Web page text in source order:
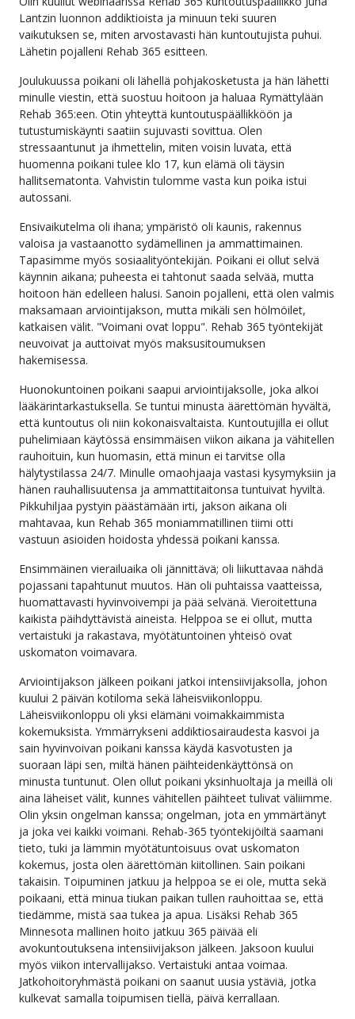
Lantzin luonnon addiktioista ja minuun teki suuren
vaikutuksen se, miten arvostavasti hän kuntoutujista puhui.
Lähetin pojalleni Rehab 365 esitteen.
Joulukuussa poikani oli lähellä pohjakosketusta ja hän lähetti
minulle viestin, että suostuu hoitoon ja haluaa Rymättylään
Rehab 365:een. Otin yhteyttä kuntoutuspäällikköön ja
tutustumiskäynti saatiin sujuvasti sovittua. Olen
stressaantunut ja ihmettelin, miten voisin luvata, että
huomenna poikani tulee klo 17, kun elämä oli täysin
hallitsematonta. Vahvistin tulomme vasta kun poika istui
autossani.
Ensivaikutelma oli ihana; ympäristö oli kaunis, rakennus
valoisa ja vastaanotto sydämellinen ja ammattimainen.
Tapasimme myös sosiaalityöntekijän. Poikani ei ollut selvä
käynnin aikana; puheesta ei tahtonut saada selvää, mutta
hoitoon hän edelleen halusi. Sanoin pojalleni, että olen valmis
maksamaan arviointijakson, mutta mikäli sen hölmöilet,
katkaisen välit. "Voimani ovat loppu". Rehab 365 työntekijät
neuvoivat ja auttoivat myös maksusitoumuksen
hakemisessa.
Huonokuntoinen poikani saapui arviointijaksolle, joka alkoi
lääkärintarkastuksella. Se tuntui minusta äärettömän hyvältä,
että kuntoutus oli niin kokonaisvaltaista. Kuntoutujilla ei ollut
puhelimiaan käytössä ensimmäisen viikon aikana ja vähitellen
rauhoituin, kun huomasin, että minun ei tarvitse olla
hälytystilassa 24/7. Minulle omaohjaaja vastasi kysymyksiin ja
hänen rauhallisuutensa ja ammattitaitonsa tuntuivat hyviltä.
Pikkuhiljaa pystyin päästämään irti, jakson aikana oli
mahtavaa, kun Rehab 365 moniammatillinen tiimi otti
vastuun asioiden hoidosta yhdessä poikani kanssa.
Ensimmäinen vierailuaika oli jännittävä; oli liikuttavaa nähdä
pojassani tapahtunut muutos. Hän oli puhtaissa vaatteissa,
huomattavasti hyvinvoivempi ja pää selvänä. Vieroitettuna
kaikista päihdyttävistä aineista. Helppoa se ei ollut, mutta
vertaistuki ja rakastava, myötätuntoinen yhteisö ovat
uskomaton voimavara.
Arviointijakson jälkeen poikani jatkoi intensiivijaksolla, johon
kuului 2 päivän kotiloma sekä läheisviikonloppu.
Läheisviikonloppu oli yksi elämäni voimakkaimmista
kokemuksista. Ymmärrykseni addiktiosairaudesta kasvoi ja
sain hyvinvoivan poikani kanssa käydä kasvotusten ja
suoraan läpi sen, miltä hänen päihteidenkäyttönsä on
minusta tuntunut. Olen ollut poikani yksinhuoltaja ja meillä oli
aina läheiset välit, kunnes vähitellen päihteet tulivat väliimme.
Olin yksin ongelman kanssa; ongelman, jota en ymmärtänyt
ja joka vei kaikki voimani. Rehab-365 työntekijöiltä saamani
tieto, tuki ja lämmin myötätuntoisuus ovat uskomaton
kokemus, josta olen äärettömän kiitollinen. Sain poikani
takaisin. Toipuminen jatkuu ja helppoa se ei ole, mutta sekä
poikaani, että minua tiukan paikan tullen rauhoittaa se, että
tiedämme, mistä saa tukea ja apua. Lisäksi Rehab 365
Minnesota mallinen hoito jatkuu 365 päivää eli
avokuntoutuksena intensiivijakson jälkeen. Jaksoon kuului
myös viikon intervallijakso. Vertaistuki antaa voimaa.
Jatkohoitoryhmästä poikani on saanut uusia ystäviä, jotka
kulkevat samalla toipumisen tiellä, päivä kerrallaan.
Nettiterapia
Palvelut läheisille
Läheisten retriitti
Rekrytointi
Ajankohtaista
Materiaalit